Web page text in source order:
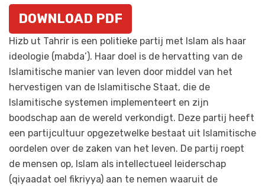
DOWNLOAD PDF
Hizb ut Tahrir is een politieke partij met Islam als haar
ideologie (mabda’). Haar doel is de hervatting van de
Islamitische manier van leven door middel van het
hervestigen van de Islamitische Staat, die de
Islamitische systemen implementeert en zijn
boodschap aan de wereld verkondigt. Deze partij heeft
een partijcultuur opgezetwelke bestaat uit Islamitische
oordelen over de zaken van het leven. De partij roept
de mensen op, Islam als intellectueel leiderschap
(qiyaadat oel fikriyya) aan te nemen waaruit de